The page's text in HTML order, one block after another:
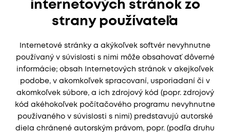
internetových stránok zo
strany používateľa
Internetové stránky a akýkoľvek softvér nevyhnutne
používaný v súvislosti s nimi môže obsahovať dôverné
informácie; obsah Internetových stránok v akejkoľvek
podobe, v akomkoľvek spracovaní, usporiadaní či v
akomkoľvek súbore, a ich zdrojový kód (popr. zdrojový
kód akéhokoľvek počítačového programu nevyhnutne
používaného v súvislosti s nimi) predstavujú autorské
diela chránené autorským právom, popr. (podľa druhu